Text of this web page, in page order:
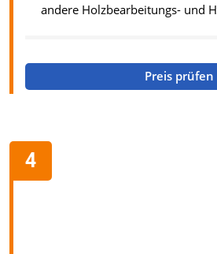
andere Holzbearbeitungs- und
Preis prüfen